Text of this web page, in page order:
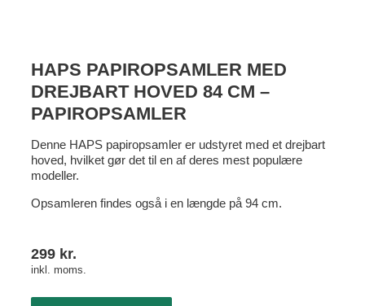
HAPS PAPIROPSAMLER MED
DREJBART HOVED 84 CM –
PAPIROPSAMLER
Denne HAPS papiropsamler er udstyret med et drejbart
hoved, hvilket gør det til en af deres mest populære
modeller.
Opsamleren findes også i en længde på 94 cm.
299 kr.
inkl. moms.